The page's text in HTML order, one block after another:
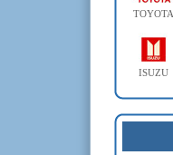
TOYOTA
ISUZU